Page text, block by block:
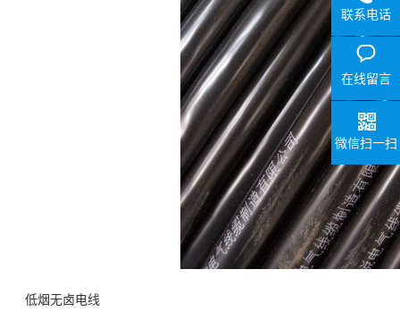
低烟无卤电线
联系电话
在线留言
微信扫一扫